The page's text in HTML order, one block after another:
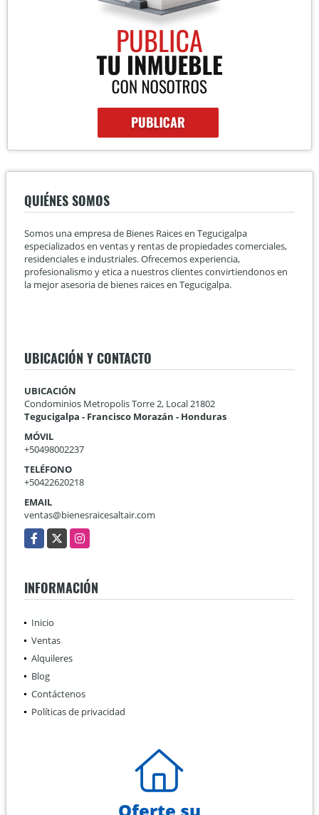
QUIÉNES SOMOS
Somos una empresa de Bienes Raices en Tegucigalpa
especializados en ventas y rentas de propiedades comerciales,
residenciales e industriales. Ofrecemos experiencia,
profesionalismo y etica a nuestros clientes convirtiendonos en
la mejor asesoria de bienes raices en Tegucigalpa.
UBICACIÓN Y CONTACTO
UBICACIÓN
Condominios Metropolis Torre 2, Local 21802
Tegucigalpa - Francisco Morazán - Honduras
MÓVIL
+50498002237
TELÉFONO
+50422620218
EMAIL
ventas@bienesraicesaltair.com
Facebook
X Instagram
INFORMACIÓN
Inicio
Ventas
Alquileres
Blog
Contáctenos
Políticas de privacidad
Oferte su